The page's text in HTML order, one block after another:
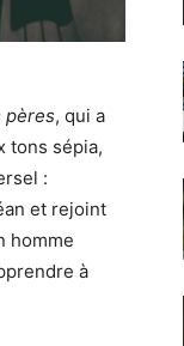
pères, qui a
tons sépia,
:
et rejoint
homme
à